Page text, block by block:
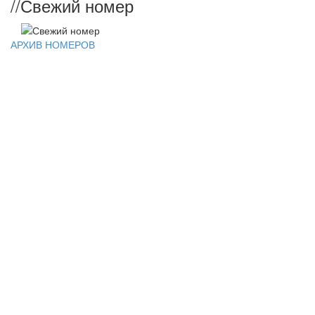
//Свежий номер
АРХИВ НОМЕРОВ